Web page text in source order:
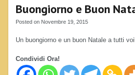
Buongiorno e Buon
Posted on Novembre 19, 2015
Un buongiorno e un buon Natale a tutti
Condividi Ora!